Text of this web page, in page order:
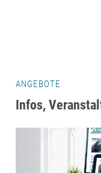
ANGEBOTE
Infos,